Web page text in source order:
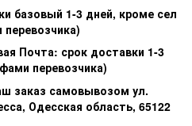
базовый 1-3 дней, кроме сел
Почта: срок доставки 1-3
перевозчика)
заказ самовывозом ул.
Одесская область, 65122